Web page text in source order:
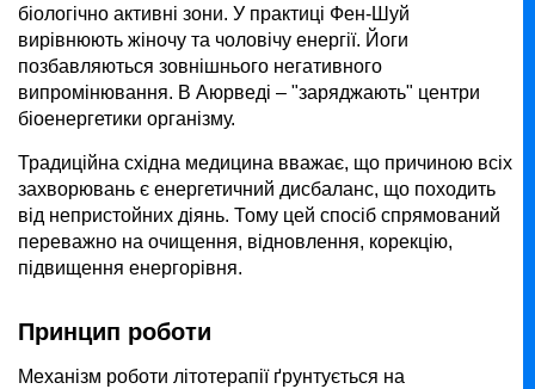
біологічно активні зони. У практиці Фен-Шуй
вирівнюють жіночу та чоловічу енергії. Йоги
позбавляються зовнішнього негативного
випромінювання. В Аюрведі – "заряджають" центри
біоенергетики організму.
Традиційна східна медицина вважає, що причиною всіх
захворювань є енергетичний дисбаланс, що походить
від непристойних діянь. Тому цей спосіб спрямований
переважно на очищення, відновлення, корекцію,
підвищення енергорівня.
Принцип роботи
Механізм роботи літотерапії ґрунтується на